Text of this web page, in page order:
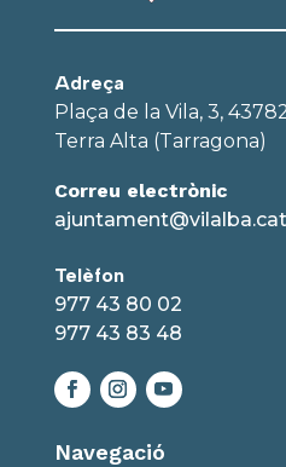
Adreça
Plaça de la Vila, 3,
Terra Alta (Tarragona)
Correu electrònic
ajuntament@vilalba.cat
Telèfon
977 43 80 02
977 43 83 48
Navegació